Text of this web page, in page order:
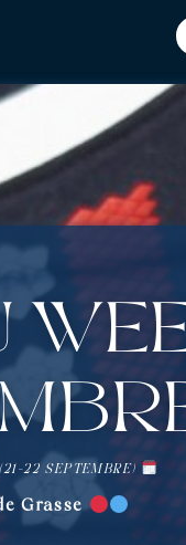
22 SEPTEMBRE)
Grasse